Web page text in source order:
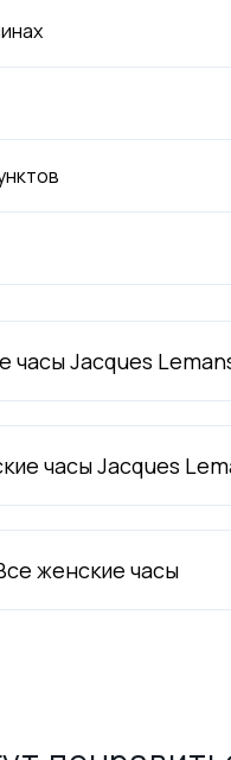
часы Jacques
часы Jacques
женские часы